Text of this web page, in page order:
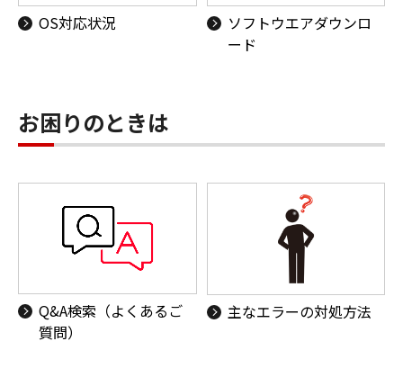
OS対応状況
ソフトウエアダウンロ
ード
お困りのときは
Q&A検索（よくあるご
質問）
主なエラーの対処方法